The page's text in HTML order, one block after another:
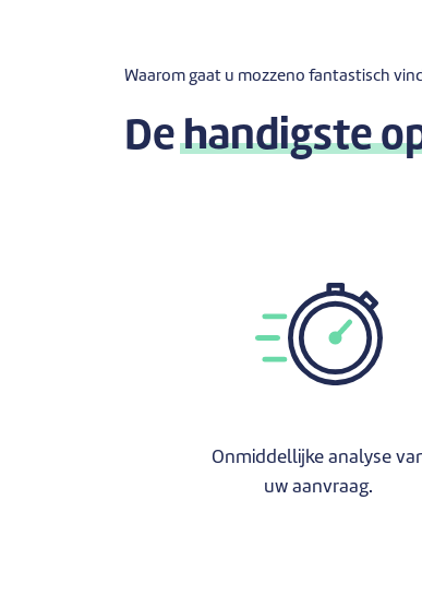
Waarom gaat u mozzeno fantastisch
Dehandigste
Onmiddellijke analyse
uw aanvraag.